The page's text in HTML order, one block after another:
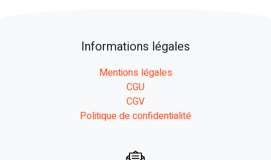
Informations légales
Mentions légales
CGU
CGV
Politique de confidentialité